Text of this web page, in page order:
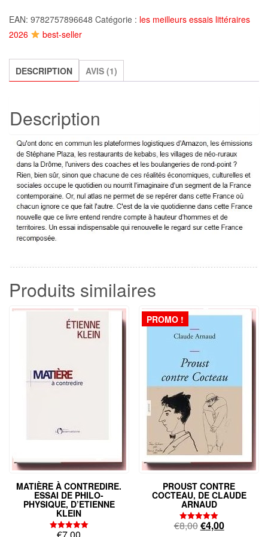
France
sous
yeux,
Jérôme
et
Jean-
Laurent
Cassely
EAN: 9782757896648 Catégorie : les meilleurs essais littéraires
2026
best-seller
DESCRIPTION AVIS (1)
Description
Produits similaires
MATIÈRE À CONTREDIRE.
ESSAI DE PHILO-
PHYSIQUE, D’ETIENNE
KLEIN
Note
€7,00
PROMO !
PROUST CONTRE
COCTEAU, DE CLAUDE
ARNAUD
Note
€8,00Le
€4,00Le